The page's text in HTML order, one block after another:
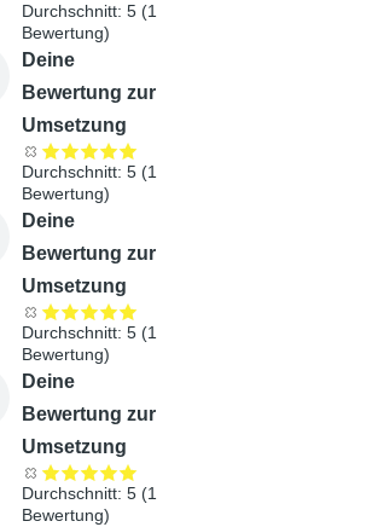
Durchschnitt:5 (1
Bewertung)
Deine
Bewertung zur
Umsetzung
Durchschnitt:5 (1
Bewertung)
Deine
Bewertung zur
Umsetzung
Durchschnitt:5 (1
Bewertung)
Deine
Bewertung zur
Umsetzung
Durchschnitt:5 (1
Bewertung)